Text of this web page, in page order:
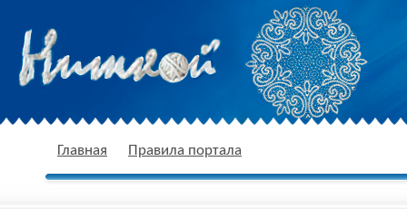
Главная Правила портала